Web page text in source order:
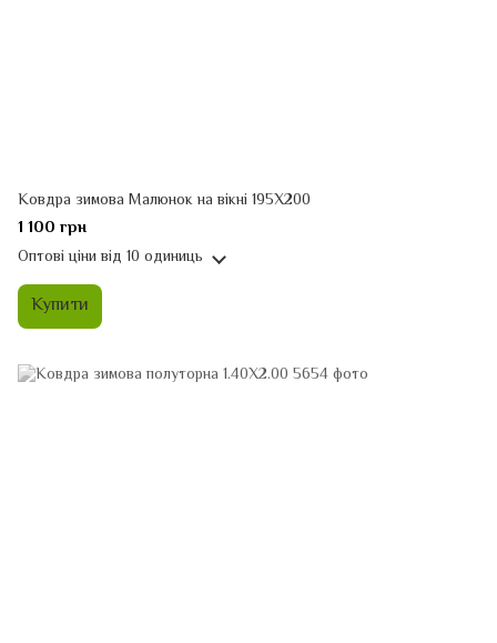
Ковдра зимова Малюнок на вікні 195Х200
1 100 грн
Оптові ціни від 10 одиниць
Купити